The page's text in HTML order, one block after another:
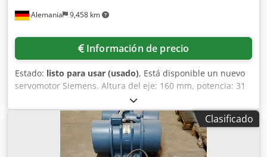
Alemania 9,458 km
Información de precio
Estado: listo para usar (usado), Está disponible un nuevo
servomotor Siemens. Altura del eje: 160 mm, potencia: 31
kW, par: 257 Nm, velocidad: 1150 rpm, momento de
inercia: 2586 kg/cm², peso: aprox. 300 kilos. Incluye freno
de retención integrado. Documentación disponible. Es
posible realizar una inspección in situ. Dcsdpfx Ajwf
Clasificado